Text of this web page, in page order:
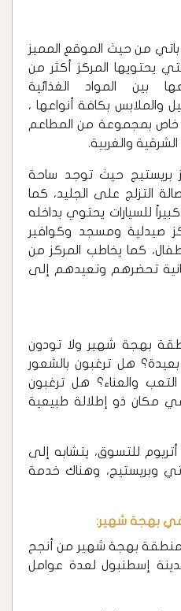
من حيث الموقع المميز
يحتويها المركز أكثر من
بين المواد الغذائية
والملابس بكافة أنواعها ،
خاص بمجموعة من المطاعم
والغربية.
بريستيج حيث توجد ساحة
التزلج على الجليد، كما
للسيارات يحتوي بداخله
صيدلية ومسجد وكوافير
كما يخاطب المركز من
تحضرهم وتعيدهم إلى
بهجة شهير ولا تودون
هل ترغبون بالشعور
والعناء؟ هل ترغبون
مكان ذو إطلالة طبيعية
للتسوق، يتشابه إلى
وبريستيج، وهناك خدمة
في بهجة شهير:
منطقة بهجة شهير من أنجح
إسطنبول لعدة عوامل